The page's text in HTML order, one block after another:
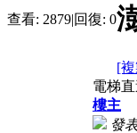
查看: 2879|回復: 0
[
電梯
樓主
發